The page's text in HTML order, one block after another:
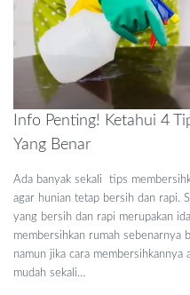
Info Penting! Ketahui 4
Yang Benar
Ada banyak sekali tips
agar hunian tetap bersih dan rapi.
yang bersih dan rapi merupakan
membersihkan rumah sebenarnya
namun jika cara membersihkannya
mudah sekali…